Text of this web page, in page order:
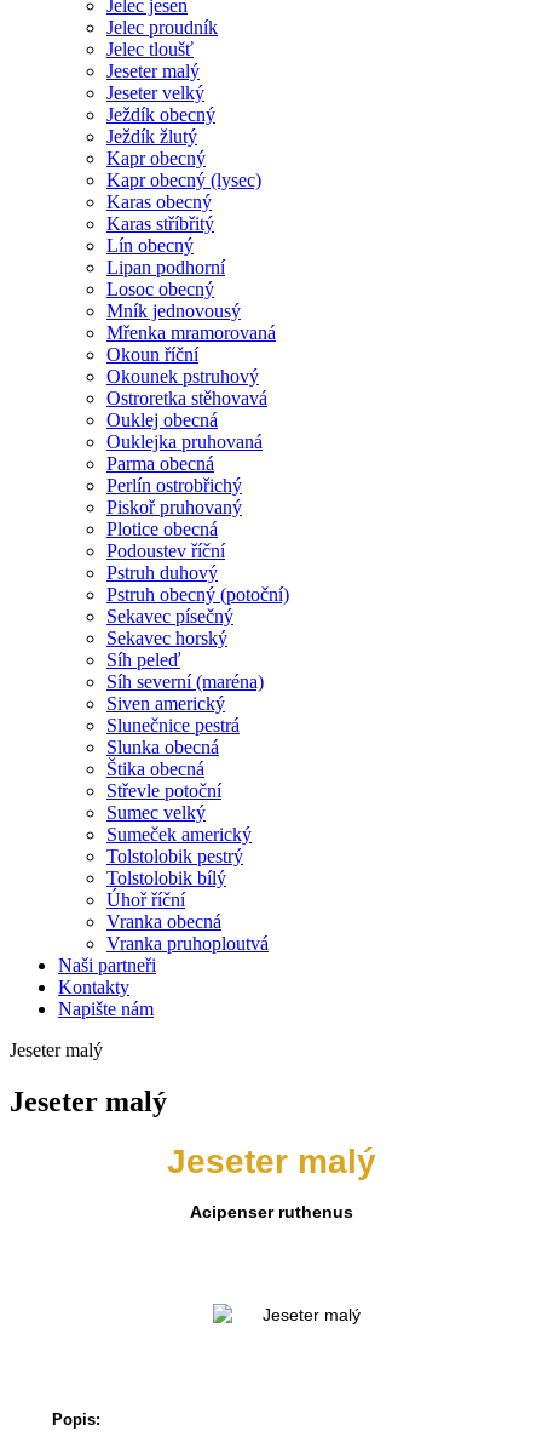
Jelec jesen
Jelec proudník
Jelec tloušť
Jeseter malý
Jeseter velký
Ježdík obecný
Ježdík žlutý
Kapr obecný
Kapr obecný (lysec)
Karas obecný
Karas stříbřitý
Lín obecný
Lipan podhorní
Losoc obecný
Mník jednovousý
Mřenka mramorovaná
Okoun říční
Okounek pstruhový
Ostroretka stěhovavá
Ouklej obecná
Ouklejka pruhovaná
Parma obecná
Perlín ostrobřichý
Piskoř pruhovaný
Plotice obecná
Podoustev říční
Pstruh duhový
Pstruh obecný (potoční)
Sekavec písečný
Sekavec horský
Síh peleď
Síh severní (maréna)
Siven americký
Slunečnice pestrá
Slunka obecná
Štika obecná
Střevle potoční
Sumec velký
Sumeček americký
Tolstolobik pestrý
Tolstolobik bílý
Úhoř říční
Vranka obecná
Vranka pruhoploutvá
Naši partneři
Kontakty
Napište nám
Jeseter malý
Jeseter malý
Jeseter malý
Acipenser ruthenus
Popis: